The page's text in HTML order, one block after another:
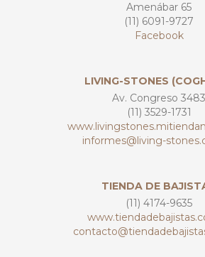
Amenábar 65
(11) 6091-9727
Facebook
LIVING-STONES
Av. Congreso 3483
(11) 3529-1731
informes@living-
TIENDA DE
(11) 4174-9635